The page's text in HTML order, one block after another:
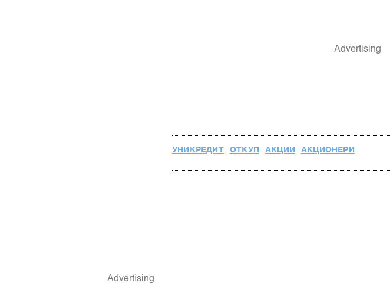
УНИКРЕДИТ ОТКУП АКЦИИ АКЦИОНЕРИ